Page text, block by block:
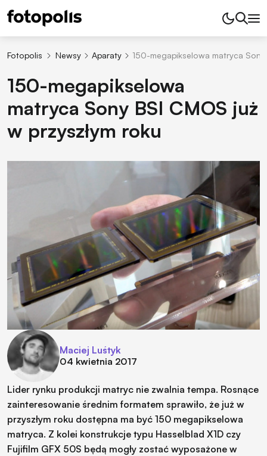
Fotopolis Newsy Aparaty 150-megapikselowa matryca Sony
150-megapikselowa
matryca Sony BSI CMOS już
w przyszłym roku
Maciej Luśtyk
04 kwietnia 2017
Lider rynku produkcji matryc nie zwalnia tempa. Rosnące
zainteresowanie średnim formatem sprawiło, że już w
przyszłym roku dostępna ma być 150 megapikselowa
matryca. Z kolei konstrukcje typu Hasselblad X1D czy
Fujifilm GFX 50S będą mogły zostać wyposażone w